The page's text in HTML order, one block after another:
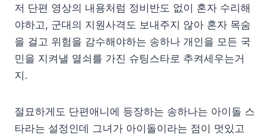
저 단편 영상의 내용처럼 정비반도 없이 혼자 수리해
야하고, 군대의 지원사격도 보내주지 않아 혼자 목숨
을 걸고 위험을 감수해야하는 송하나 개인을 모든 국
민을 지켜낼 열쇠를 가진 슈팅스타로 추켜세우는거
지.
절묘하게도 단편애니에 등장하는 송하나는 아이돌 스
타라는 설정인데 그녀가 아이돌이라는 점이 멋있고